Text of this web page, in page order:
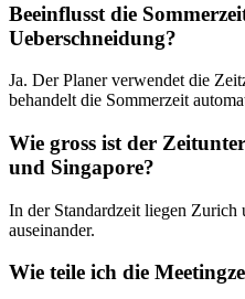
Beeinflusst die
Ueberschneidung?
Ja. Der Planer verwendet die
behandelt die Sommerzeit
Wie gross ist der
und Singapore?
In der Standardzeit liegen Zurich
auseinander.
Wie teile ich die